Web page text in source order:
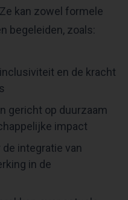
kan zowel formele
begeleiden, zoals:
en de kracht
gericht op duurzaam
impact
integratie van
in de